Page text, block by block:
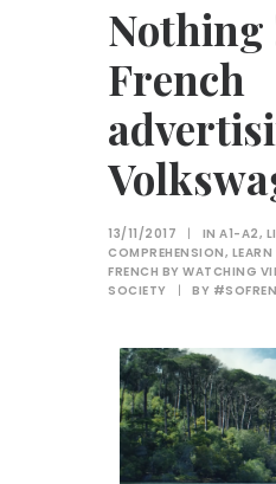
Nothing
French
13/11/2017 | IN A1-A2,
COMPREHENSION,
FRENCH BY WATCHING
SOCIETY
| BY